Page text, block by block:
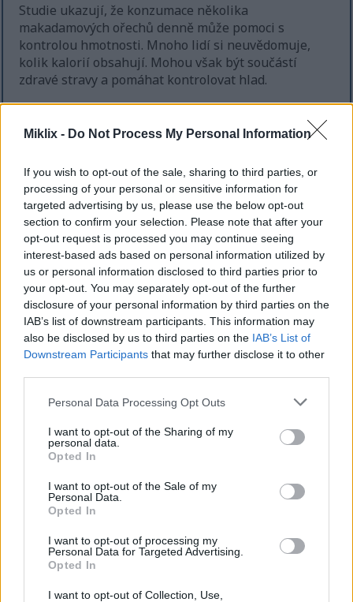
Miklix - Do Not Process My Personal Information
If you wish to opt-out of the sale, sharing to third parties, or
processing of your personal or sensitive information for
targeted advertising by us, please use the below opt-out
section to confirm your selection. Please note that after your
opt-out request is processed you may continue seeing
interest-based ads based on personal information utilized by
us or personal information disclosed to third parties prior to
your opt-out. You may separately opt-out of the further
disclosure of your personal information by third parties on the
IAB’s list of downstream participants. This information may
also be disclosed by us to third parties on the IAB’s List of
Downstream Participants that may further disclose it to other
Please note that this website/app uses one or more Google
not limited to your visit or usage behaviour. You may click to
grant or deny consent to Google and its third-party tags to
use your data for below specified purposes in below Google
consent section.
Personal Data Processing Opt Outs
I want to opt-out of the Sharing of my
personal data.
Opted In
I want to opt-out of the Sale of my
Personal Data.
Opted In
I want to opt-out of processing my
Personal Data for Targeted Advertising.
Opted In
I want to opt-out of Collection, Use,
Studie ukazují, že konzumace několika
makadamových ořechů denně může pomoci s
kontrolou hmotnosti. Mnoho lidí si neuvědomuje,
kolik kalorií obsahují. Mohou však být součástí
zdravé stravy a pomáhat kontrolovat hlad.
Zde je několik důvodů, proč jsou makadamové
ořechy dobré pro hubnutí:
se sytí.
Jsou dobrým zdrojem vlákniny, která
zpomaluje trávení a udržuje vás sytými.
Snadno se přidávají do mnoha různých jídel.
Výběr makadamových ořechů vám může pomoci cítit
se spokojeně a podpořit vaše cíle v oblasti hubnutí.
Je to krok ke zdravějšímu stravování.
Zlepšení zdraví střev
Jsou plné vlákniny, která je dobrá pro váš trávicí
systém. Tato vláknina vyživuje prospěšné bakterie
ve střevech.
kyselin s krátkým řetězcem. Tyto kyseliny mohou
snižovat zánět ve střevech. To může pomoci
rovnováhu.
Konzumace makadamových ořechů může skutečně
prospět zdraví vašich střev. Chutnájí skvěle a